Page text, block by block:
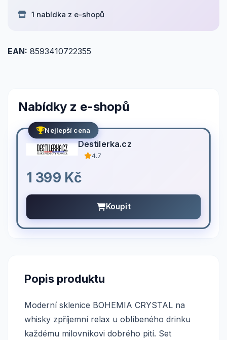
1 nabídka z e-shopů
EAN: 8593410722355
Nabídky z e-shopů
Nejlepší cena
Destilerka.cz
4.7
1 399 Kč
Koupit
Popis produktu
Moderní sklenice BOHEMIA CRYSTAL na
whisky zpříjemní relax u oblíbeného drinku
každému milovníkovi dobrého pití. Set